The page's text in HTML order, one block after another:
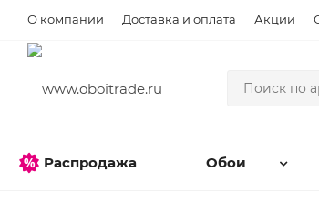
О компании Доставка и оплата Акции
Распродажа Обои